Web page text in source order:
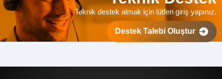
Teknik destek almak için lütfen giriş yapınız.
Destek Talebi Oluştur